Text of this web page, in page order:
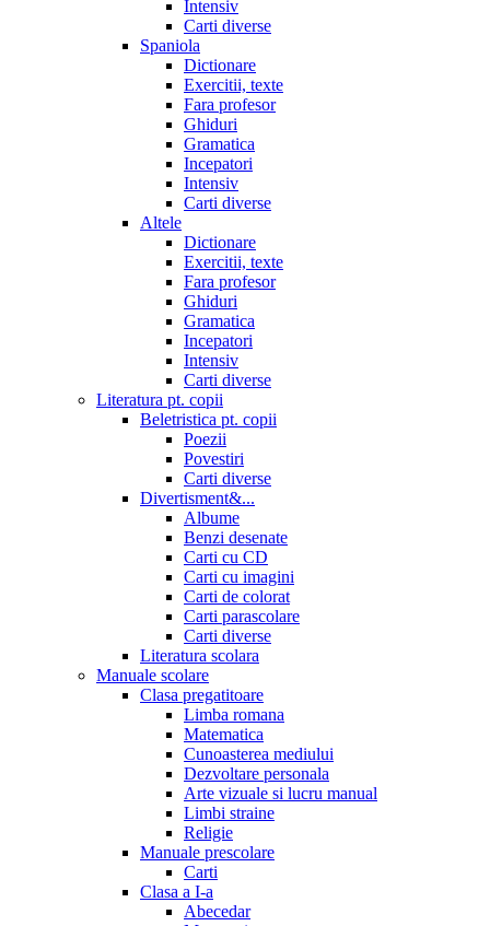
Intensiv
Carti diverse
Spaniola
Dictionare
Exercitii, texte
Fara profesor
Ghiduri
Gramatica
Incepatori
Intensiv
Carti diverse
Altele
Dictionare
Exercitii, texte
Fara profesor
Ghiduri
Gramatica
Incepatori
Intensiv
Carti diverse
Literatura pt. copii
Beletristica pt. copii
Poezii
Povestiri
Carti diverse
Divertisment&...
Albume
Benzi desenate
Carti cu CD
Carti cu imagini
Carti de colorat
Carti parascolare
Carti diverse
Literatura scolara
Manuale scolare
Clasa pregatitoare
Limba romana
Matematica
Cunoasterea mediului
Dezvoltare personala
Arte vizuale si lucru manual
Limbi straine
Religie
Manuale prescolare
Carti
Clasa a I-a
Abecedar